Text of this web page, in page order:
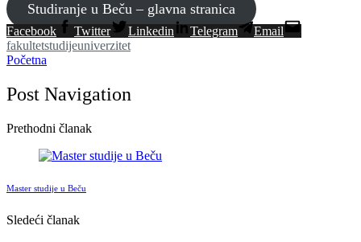
Studiranje u Beču – glavna stranica
Facebook Twitter Linkedin Telegram
Email
fakultetstudijeuniverzitet
Početna
Post Navigation
Prethodni članak
Master studije u Beču
Sledeći članak